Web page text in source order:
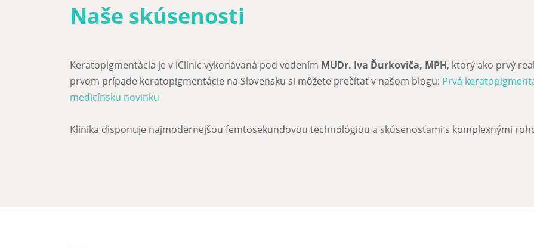
Naše skúsenosti
Keratopigmentácia je v iClinic vykonávaná pod vedením MUDr. Iva Ďurkoviča, MPH, ktorý ako prvý
prvom prípade keratopigmentácie na Slovensku si môžete prečítať v našom blogu: Prvá
medicínsku novinku
Klinika disponuje najmodernejšou femtosekundovou technológiou a skúsenosťami s komplexnými